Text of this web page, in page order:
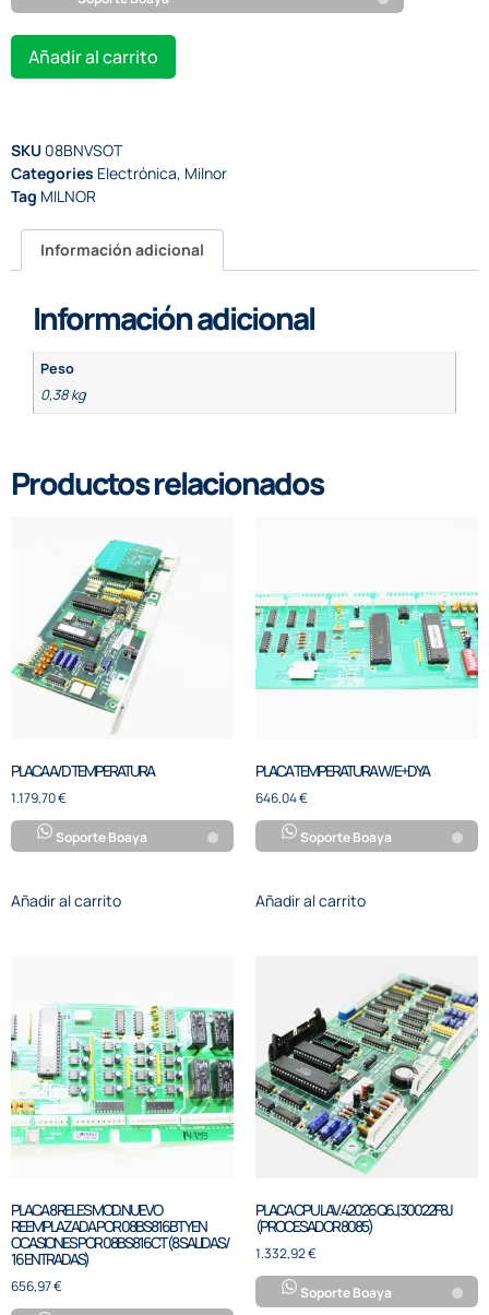
Añadir al carrito
SKU 08BNVSOT
Categories Electrónica, Milnor
Tag MILNOR
Información adicional
Información adicional
Peso
0,38 kg
Productos relacionados
PLACA A/D TEMPERATURA
1.179,70€
Soporte Boaya
Añadir al carrito
PLACA TEMPERATURA W/E+DYA
646,04€
Soporte Boaya
Añadir al carrito
PLACA 8 RELES MOD.NUEVO
REEMPLAZADA POR 08BS816BT Y EN
OCASIONES POR 08BS816CT (8 SALIDAS/
16 ENTRADAS)
656,97€
PLACA CPU LAV.42026 Q6J,30022F8J
(PROCESADOR 8085)
1.332,92€
Soporte Boaya